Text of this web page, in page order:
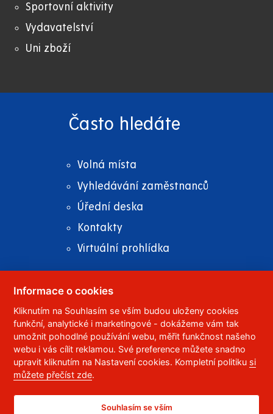
Sportovní aktivity
Vydavatelství
Uni zboží
Často hledáte
Volná místa
Vyhledávání zaměstnanců
Úřední deska
Kontakty
Virtuální prohlídka
© 2023 Univerzita Pardubice,Studentská 95
532 10 Pardubice 2
Telefon: 466 036 111, 466 036 112, 466 036 113
Správce webu ,RSS
ID datové schránky:
Prohlášení o přístupnosti
Informace o cookies
Kliknutím na Souhlasím se vším budou uloženy cookies
funkční, analytické i marketingové - dokážeme vám tak
umožnit pohodlné používání webu, měřit funkčnost našeho
webu i vás cílit reklamou. Své preference můžete snadno
upravit kliknutím na Nastavení cookies. Kompletní politiku si
můžete přečíst zde.
Souhlasím se vším